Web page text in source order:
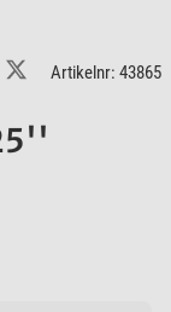
Artikelnr: 43865